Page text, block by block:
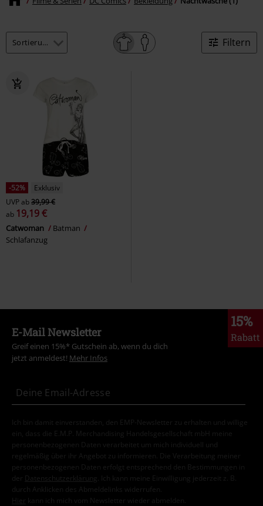
Filtern
-52%
Exklusiv
UVPab39,99 €
ab 19,19 €
Catwoman
Batman
Schlafanzug
15%
Rabatt
E-Mail Newsletter
Greif einen 15%* Gutschein ab, wenn du dich
jetzt anmeldest! Mehr Infos
Ich bin damit einverstanden, den EMP-Newsletter zu erhalten und willige
ein, dass die E.M.P. Merchandising Handelsgesellschaft mbH meine
personenbezogenen Daten verarbeitet um mich individuell und
regelmäßig über ihr Angebot zu informieren. Die Verarbeitung meiner
personenbezogenen Daten erfolgt entsprechend den Bestimmungen in
der
Datenschutzerklärung
. Ich kann meine Einwilligung jederzeit z. B.
durch Anklicken des Abmeldelinks widerrufen.
Hier kann ich mich vom Newsletter wieder abmelden.